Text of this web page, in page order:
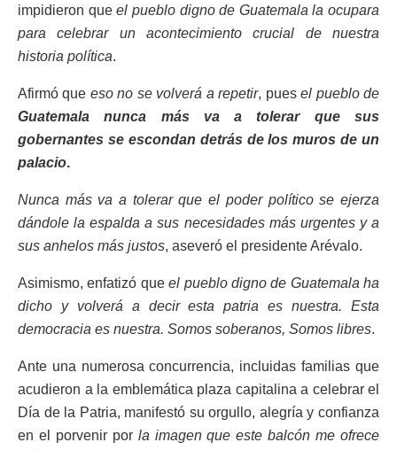
impidieron queel pueblo digno de Guatemala la ocupara
para celebrar un acontecimiento crucial de nuestra
historia política.
Afirmó que eso no se volverá a repetir, puesel pueblo de
Guatemala nunca más va a tolerar que sus
gobernantes se escondan detrás de los muros de un
palacio.
Nunca más va a tolerar que el poder político se ejerza
dándole la espalda a sus necesidades más urgentes y a
sus anhelos más justos, aseveró el presidente Arévalo.
Asimismo, enfatizó queel pueblo digno de Guatemala ha
dicho y volverá a decir esta patria es nuestra. Esta
democracia es nuestra. Somos soberanos, Somos libres.
Ante una numerosa concurrencia, incluidas familias que
acudieron a la emblemática plaza capitalina a celebrar el
Día de la Patria, manifestó su orgullo, alegría y confianza
en el porvenir por la imagen que este balcón me ofrece